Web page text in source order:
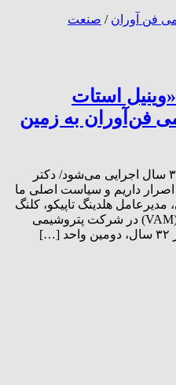
فن آوران / صنعت
استات
فن‌آوران به زمین
دومین طرح VAM کشور پس از ۳۲ سال اجرایی می‌شود/ دکتر
اصرار داریم و سیاست اصلی ما
هلدینگ تاپیکو، کلنگ
احداث واحد وینیل استات مونومر (VAM) در شرکت پتروشیمی